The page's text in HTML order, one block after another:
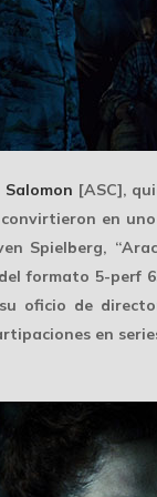
Salomon [ASC],
en
Spielberg,
formato 5-perf
oficio de
en